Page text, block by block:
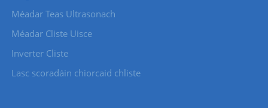
Méadar Teas Ultrasonach
Méadar Cliste Uisce
Inverter Cliste
Lasc scoradáin chiorcaid chliste